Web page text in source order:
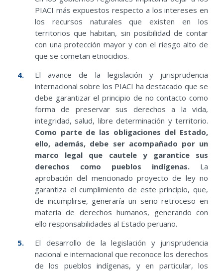
PIACI más expuestos respecto a los intereses en
los recursos naturales que existen en los
territorios que habitan, sin posibilidad de contar
con una protección mayor y con el riesgo alto de
que se cometan etnocidios.
El avance de la legislación y jurisprudencia
internacional sobre los PIACI ha destacado que se
debe garantizar el principio de no contacto como
forma de preservar sus derechos a la vida,
integridad, salud, libre determinación y territorio.
Como parte de las obligaciones del Estado,
ello, además, debe ser acompañado por un
marco legal que cautele y garantice sus
derechos como pueblos indígenas. La
aprobación del mencionado proyecto de ley no
garantiza el cumplimiento de este principio, que,
de incumplirse, generaría un serio retroceso en
materia de derechos humanos, generando con
ello responsabilidades al Estado peruano.
El desarrollo de la legislación y jurisprudencia
nacional e internacional que reconoce los derechos
de los pueblos indígenas, y en particular, los